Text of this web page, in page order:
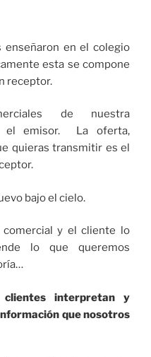
enseñaron en el colegio
esta se compone
receptor.
de nuestra
el emisor. La oferta,
quieras transmitir es el
bajo el cielo.
comercial y el cliente lo
lo que queremos
clientes interpretan y
que nosotros